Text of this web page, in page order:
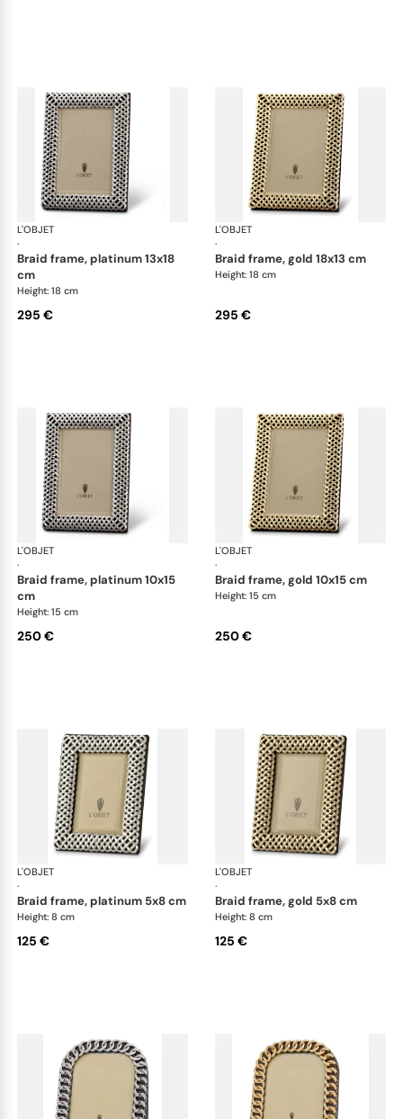
L'OBJET
·
Picture Frames
braid frame, platinum 13x18
cm
Height: 18 cm
295 €
L'OBJET
·
braid frame, gold 18x13 cm
Height: 18 cm
295 €
L'OBJET
·
Picture Frames
braid frame, platinum 10x15
cm
Height: 15 cm
250 €
L'OBJET
·
braid frame, gold 10x15 cm
Height: 15 cm
250 €
L'OBJET
·
Picture Frames
braid frame, platinum 5x8 cm
Height: 8 cm
125 €
L'OBJET
·
braid frame, gold 5x8 cm
Height: 8 cm
125 €